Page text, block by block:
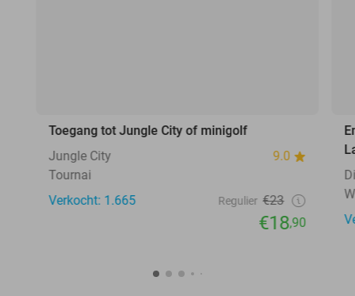
Toegang tot Jungle City of minigolf
Jungle City
9.0
Tournai
Verkocht: 1.665
Regulier €23
€18,90